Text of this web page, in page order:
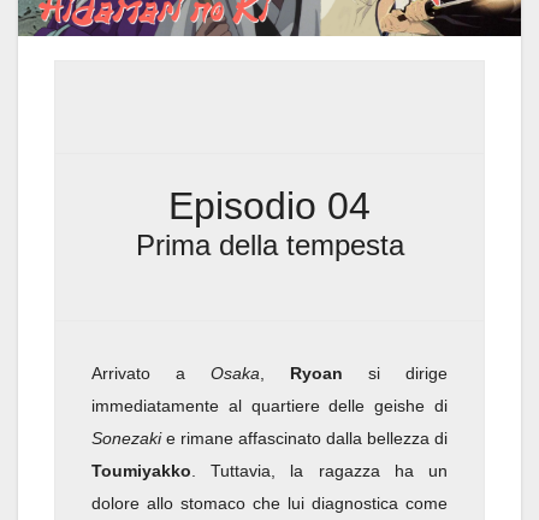
Episodio 04
Prima della tempesta
Arrivato a Osaka Ryoan si dirige
immediatamente al quartiere delle geishe di
Sonezakie rimane affascinato dalla bellezza di
Toumiyakko . Tuttavia, la ragazza ha un
dolore allo stomaco che lui diagnostica come